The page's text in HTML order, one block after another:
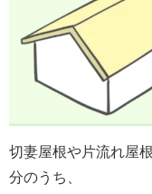
切妻屋根や片流れ屋
分のうち、